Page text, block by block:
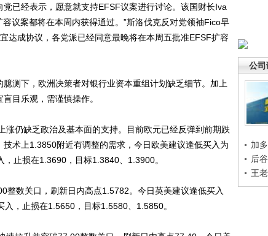
公司
加
后
王
经表示，愿意就支持EFSF议案进行讨论。该国财长Iva
议案都将在本周内获得通过。”斯洛伐克反对党领袖Fico早
达成协议，各党派已经同意最晚将在本周五批准EFSF扩容
下，欧洲决策者对银行业资本重组计划缺乏细节。加上
目乐观，需谨慎操作。
仍缺乏政治及基本面的支持。目前欧元已经反弹到前期跌
术上1.3850附近有调整的需求，今日欧美建议逢低买入为
止损在1.3690，目标1.3840、1.3900。
数关口，刷新日内高点1.5782。今日英美建议逢低买入
，止损在1.5650，目标1.5580、1.5850。